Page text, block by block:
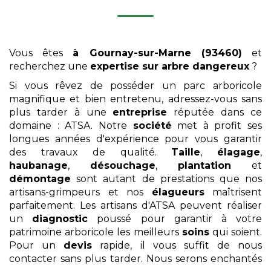
Vous êtes à Gournay-sur-Marne (93460) et
recherchez une expertise sur arbre dangereux ?
Si vous rêvez de posséder un parc arboricole
magnifique et bien entretenu, adressez-vous sans
plus tarder à une entreprise réputée dans ce
domaine : ATSA. Notre société met à profit ses
longues années d'expérience pour vous garantir
des travaux de qualité. Taille, élagage,
haubanage, désouchage, plantation et
démontage sont autant de prestations que nos
artisans-grimpeurs et nos élagueursmaîtrisent
parfaitement. Les artisans d'ATSA peuvent réaliser
un diagnostic poussé pour garantir à votre
patrimoine arboricole les meilleurs soinsqui soient.
Pour un devis rapide, il vous suffit de nous
contacter sans plus tarder. Nous serons enchantés